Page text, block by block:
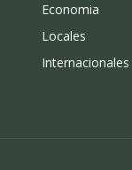
Economia
Locales
Internacionales